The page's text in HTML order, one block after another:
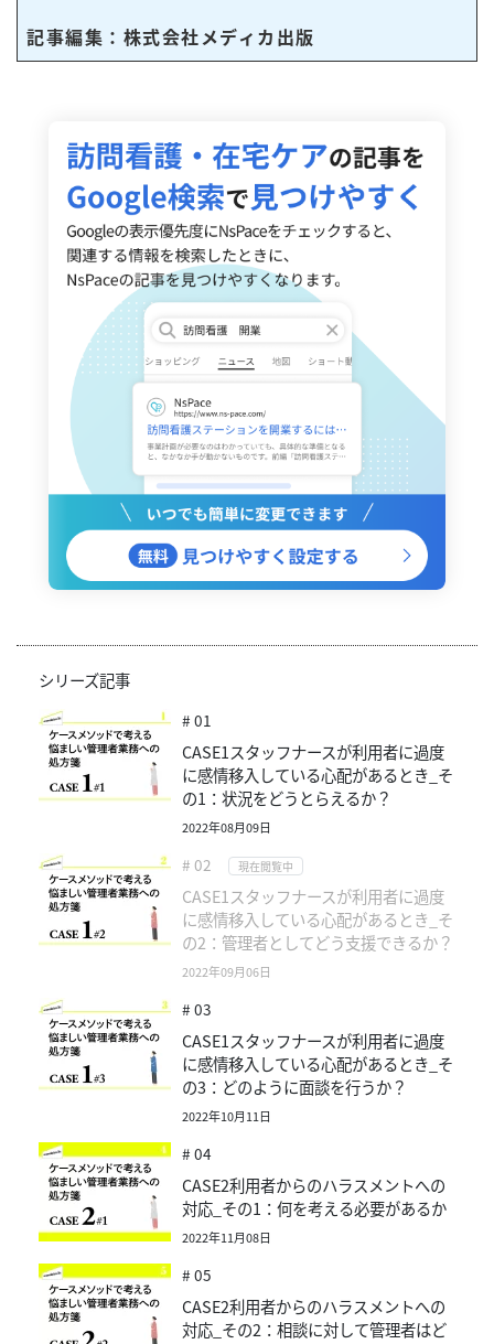
記事編集：株式会社メディカ出版
シリーズ記事
# 01
CASE1スタッフナースが利用者に過度
に感情移入している心配があるとき_そ
の1：状況をどうとらえるか？
2022年08月09日
# 02 現在閲覧中
CASE1スタッフナースが利用者に過度
に感情移入している心配があるとき_そ
の2：管理者としてどう支援できるか？
2022年09月06日
# 03
CASE1スタッフナースが利用者に過度
に感情移入している心配があるとき_そ
の3：どのように面談を行うか？
2022年10月11日
# 04
CASE2利用者からのハラスメントへの
対応_その1：何を考える必要があるか
2022年11月08日
# 05
CASE2利用者からのハラスメントへの
対応_その2：相談に対して管理者はど